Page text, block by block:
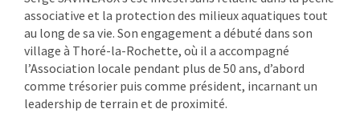
associative et la protection des milieux aquatiques tout
au long de sa vie. Son engagement a débuté dans son
village à Thoré-la-Rochette, où il a accompagné
l’Association locale pendant plus de 50 ans, d’abord
comme trésorier puis comme président, incarnant un
leadership de terrain et de proximité.